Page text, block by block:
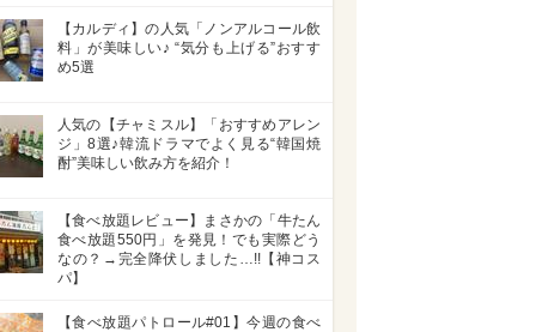
【カルディ】の人気「ノンアルコール飲
料」が美味しい♪ “気分も上げる”おすす
め5選
人気の【チャミスル】「おすすめアレン
ジ」8選♪韓流ドラマでよく見る“韓国焼
酎”美味しい飲み方を紹介！
【食べ放題レビュー】まさかの「牛たん
食べ放題550円」を発見！でも実際どう
なの？→完全降伏しました…!!【神コス
パ】
【食べ放題パトロール#01】今週の食べ